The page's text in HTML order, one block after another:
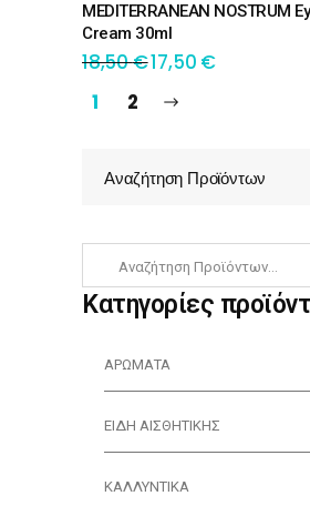
MEDITERRANEAN NOSTRUM
Cream 30ml
18,50€17,50 €
1
2
Αναζήτηση Προϊόντων
Κατηγορίες
ΑΡΏΜΑΤΑ
ΕΊΔΗ ΑΙΣΘΗΤΙΚΉΣ
ΚΑΛΛΥΝΤΙΚΆ